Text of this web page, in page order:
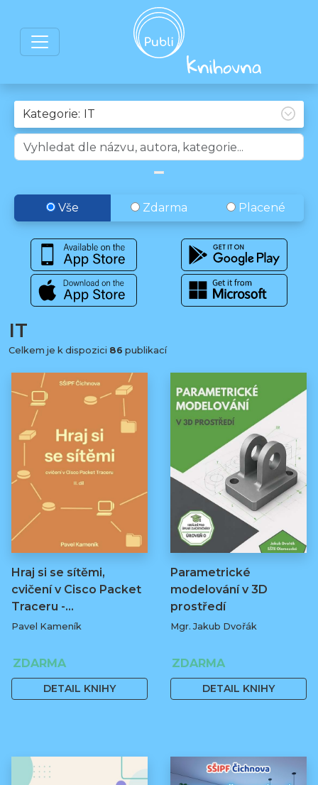
Kategorie:
Vše Zdarma Placené
IT
Celkem je k dispozici 86 publikací
Hraj si se sítěmi,
cvičení v Cisco Packet
Traceru -…
Pavel Kameník
ZDARMA
DETAIL KNIHY
Parametrické
modelování v 3D
prostředí
Mgr. Jakub Dvořák
ZDARMA
DETAIL KNIHY